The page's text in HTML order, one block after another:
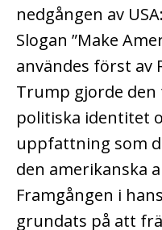
nedgången av
Slogan ”Make
användes först av
Trump gjorde den
politiska identitet
uppfattning som
den amerikanska
Framgången i
grundats på att